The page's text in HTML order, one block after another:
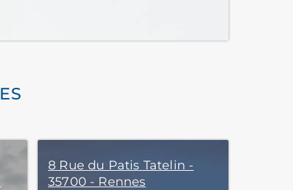
8 Rue du Patis Tatelin -
35700 - Rennes